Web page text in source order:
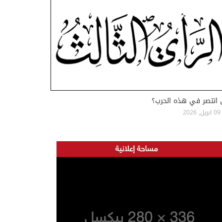
انتصر في هذه الحرب؟
09 ابريل, 2026